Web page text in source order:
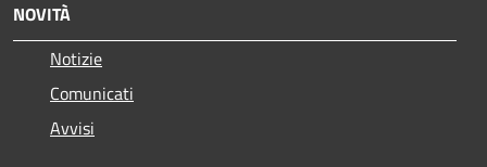
NOVITÀ
Notizie
Comunicati
Avvisi